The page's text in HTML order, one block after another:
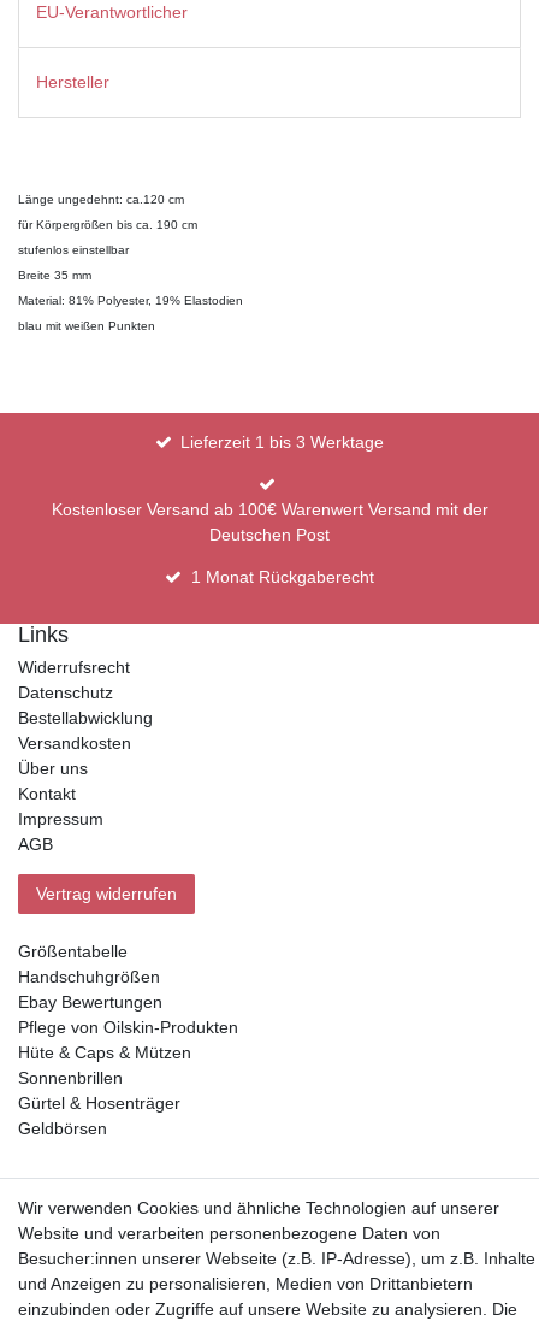
EU-Verantwortlicher
Hersteller
Länge ungedehnt: ca.120 cm
für Körpergrößen bis ca. 190 cm
stufenlos einstellbar
Breite 35 mm
Material: 81% Polyester, 19% Elastodien
blau mit weißen Punkten
Lieferzeit 1 bis 3 Werktage
Kostenloser Versand ab 100€ Warenwert Versand mit der
Deutschen Post
1 Monat Rückgaberecht
Links
Widerrufsrecht
Datenschutz
Bestellabwicklung
Versandkosten
Über uns
Kontakt
Impressum
AGB
Vertrag widerrufen
Größentabelle
Handschuhgrößen
Ebay Bewertungen
Pflege von Oilskin-Produkten
Hüte & Caps & Mützen
Sonnenbrillen
Gürtel & Hosenträger
Geldbörsen
Wir verwenden Cookies und ähnliche Technologien auf unserer
Website und verarbeiten personenbezogene Daten von
Besucher:innen unserer Webseite (z.B. IP-Adresse), um z.B. Inhalte
und Anzeigen zu personalisieren, Medien von Drittanbietern
einzubinden oder Zugriffe auf unsere Website zu analysieren. Die